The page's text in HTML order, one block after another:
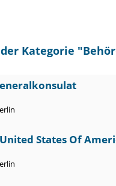
Kategorie "
States Of